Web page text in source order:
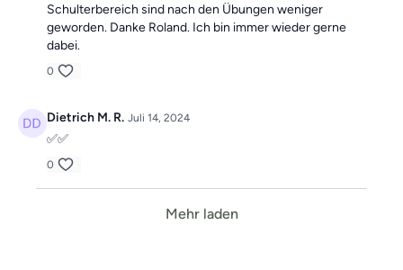
Schulterbereich sind nach den Übungen weniger
geworden. Danke Roland. Ich bin immer wieder gerne
dabei.
0
Dietrich M. R. Juli 14, 2024
✅✅
0
Mehr laden